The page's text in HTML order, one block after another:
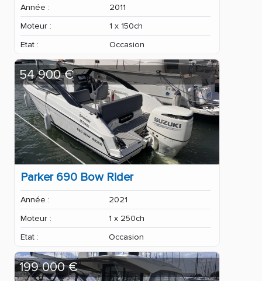
Année :
2011
Moteur :
1 x 150ch
Etat :
Occasion
Parker 690 Bow Rider
Année :
2021
Moteur :
1 x 250ch
Etat :
Occasion
54 900 €
199 000 €